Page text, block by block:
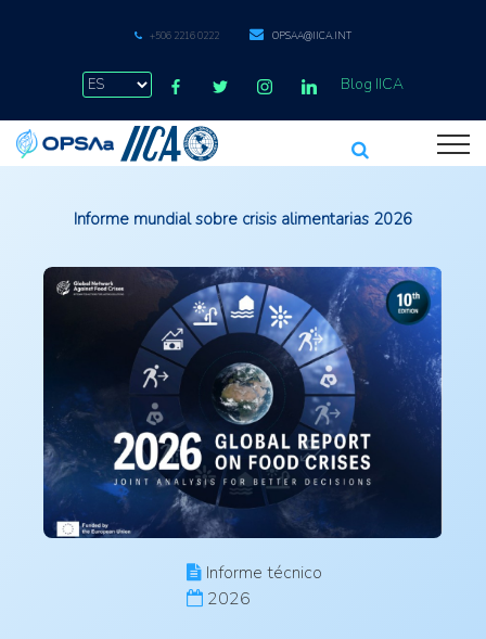
+506 2216 0222 OPSAA@IICA.INT
Blog IICA
Informe mundial sobre crisis alimentarias 2026
Informe técnico
2026